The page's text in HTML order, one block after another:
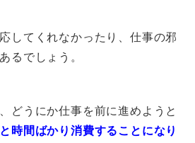
してくれなかったり、仕事の邪
るでしょう。
どうにか仕事を前に進めようと
時間ばかり消費することになり